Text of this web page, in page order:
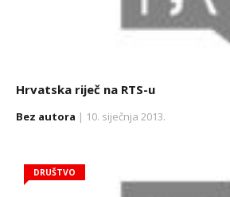
Hrvatska riječ na RTS-u
Bez autora | 10. siječnja 2013.
DRUŠTVO